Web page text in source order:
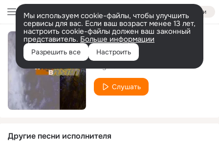
Войти
Мы используем cookie-файлы, чтобы улучшить
сервисы для вас. Если ваш возраст менее 13 лет,
настроить cookie-файлы должен ваш законный
представитель. Больше информации
Разрешить все Настроить
Ogledalo
Слушать
Другие песни исполнителя